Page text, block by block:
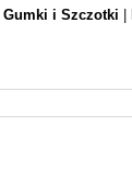
Gumki i Szczotki